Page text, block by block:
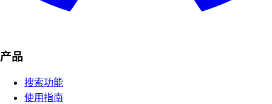
产品
搜索功能
使用指南